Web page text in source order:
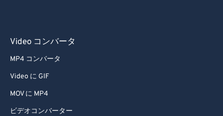
Video コンバータ
MP4 コンバータ
Video に GIF
MOV に MP4
ビデオコンバーター